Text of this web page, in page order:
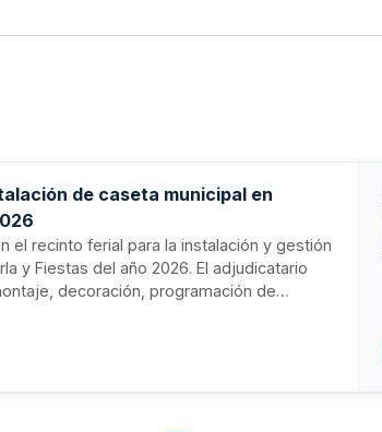
de caseta municipal en
el recinto ferial para la instalación y gestión
y Fiestas del año 2026. El adjudicatario
decoración, programación de
La presentación de ofertas se realizará
a través de la Plataforma de Contratación